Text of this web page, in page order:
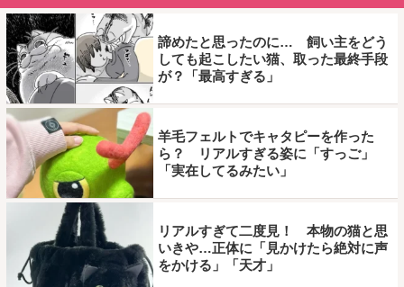
諦めたと思ったのに… 飼い主をどう
しても起こしたい猫、取った最終手段
が？「最高すぎる」
羊毛フェルトでキャタピーを作った
ら？ リアルすぎる姿に「すっご」
「実在してるみたい」
リアルすぎて二度見！ 本物の猫と思
いきや…正体に「見かけたら絶対に声
をかける」「天才」